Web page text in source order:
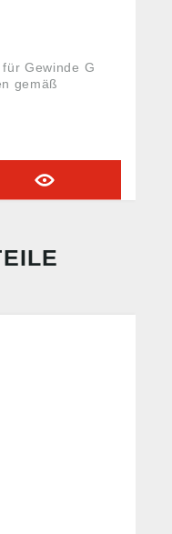
Gewinde G
((EU)
Schützenstr.